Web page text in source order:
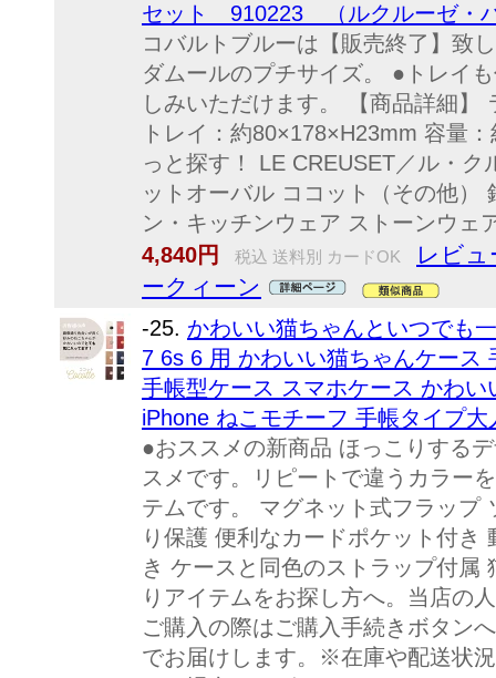
セット 910223 （ルクルーゼ・
コバルトブルーは【販売終了】致
ダムールのプチサイズ。 ●トレイ
しみいただけます。 【商品詳細】
トレイ：約80×178×H23mm 容量
っと探す！ LE CREUSET／ル・
ットオーバル ココット（その他）
ン・キッチンウェア ストーンウ
4,840円
税込 送料別 カードOK
レビュ
ークィーン
-25. かわいい猫ちゃんといつでも
7 6s 6 用 かわいい猫ちゃんケース
手帳型ケース スマホケース かわ
iPhone ねこモチーフ 手帳タイプ
●おススメの新商品 ほっこりする
スメです。リピートで違うカラー
テムです。 マグネット式フラップ
り保護 便利なカードポケット付き
き ケースと同色のストラップ付属
りアイテムをお探し方へ。当店の
ご購入の際はご購入手続きボタン
でお届けします。※在庫や配送状